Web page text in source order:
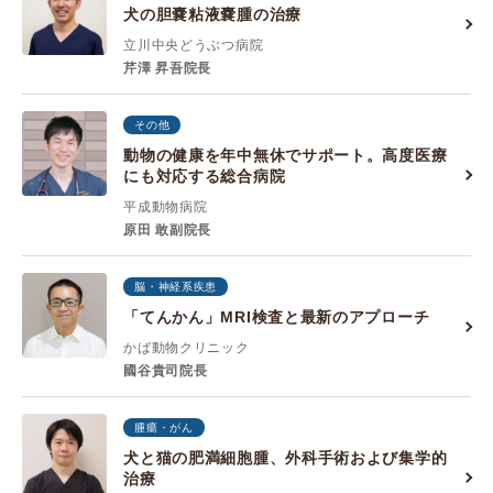
犬の胆嚢粘液嚢腫の治療
立川中央どうぶつ病院
芹澤 昇吾院長
その他
動物の健康を年中無休でサポート。高度医療
にも対応する総合病院
平成動物病院
原田 敢副院長
脳・神経系疾患
「てんかん」MRI検査と最新のアプローチ
かば動物クリニック
國谷貴司院長
腫瘍・がん
犬と猫の肥満細胞腫、外科手術および集学的
治療